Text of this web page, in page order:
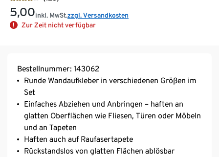
5,00inkl. MwSt.zzgl. Versandkosten
Zur Zeit nicht verfügbar
Bestellnummer: 143062
Runde Wandaufkleber in verschiedenen Größen im
Set
Einfaches Abziehen und Anbringen – haften an
glatten Oberflächen wie Fliesen, Türen oder Möbeln
und an Tapeten
Haften auch auf Raufasertapete
Rückstandslos von glatten Flächen ablösbar